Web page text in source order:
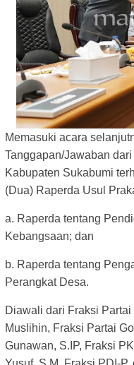
Memasuki acara
Tanggapan/Jawaban
Kabupaten Sukabumi
(Dua) Raperda Usul
a. Raperda tentang
Kebangsaan; dan
b. Raperda tentang
Perangkat Desa.
Diawali dari Fraksi
Muslihin, Fraksi Partai
Gunawan, S.IP, Fraksi